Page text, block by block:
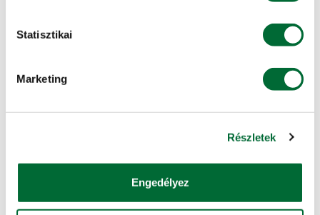
Statisztikai
Marketing
Részletek
Engedélyez